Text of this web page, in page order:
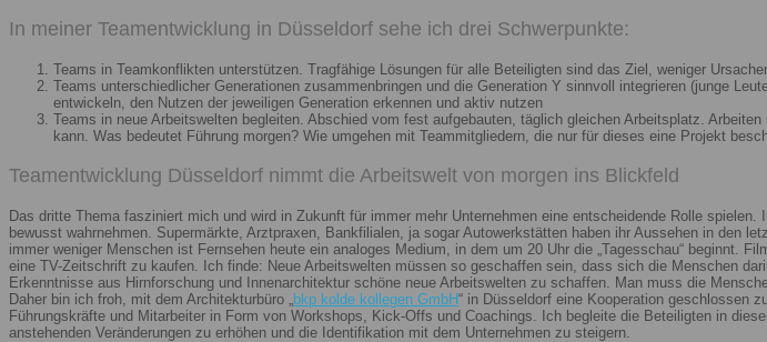
In meiner Teamentwicklung in Düsseldorf sehe ich drei Schwerpunkte:
Teams in Teamkonflikten unterstützen. Tragfähige Lösungen für alle Beteiligten sind das Ziel, weniger
Teams unterschiedlicher Generationen zusammenbringen und die Generation Y sinnvoll integrieren (junge
entwickeln, den Nutzen der jeweiligen Generation erkennen und aktiv nutzen
Teams in neue Arbeitswelten begleiten. Abschied vom fest aufgebauten, täglich gleichen Arbeitsplatz.
kann. Was bedeutet Führung morgen? Wie umgehen mit Teammitgliedern, die nur für dieses eine Projekt
Teamentwicklung Düsseldorf nimmt die Arbeitswelt von morgen ins Blickfeld
Das dritte Thema fasziniert mich und wird in Zukunft für immer mehr Unternehmen eine entscheidende Rolle
bewusst wahrnehmen. Supermärkte, Arztpraxen, Bankfilialen, ja sogar Autowerkstätten haben ihr Aussehen in den
immer weniger Menschen ist Fernsehen heute ein analoges Medium, in dem um 20 Uhr die „Tagesschau“
eine TV-Zeitschrift zu kaufen. Ich finde: Neue Arbeitswelten müssen so geschaffen sein, dass sich die Menschen
Erkenntnisse aus Hirnforschung und Innenarchitektur schöne neue Arbeitswelten zu schaffen. Man muss die
Daher bin ich froh, mit dem Architekturbüro „bkp kolde kollegen GmbH“ in Düsseldorf eine Kooperation geschlossen
Führungskräfte und Mitarbeiter in Form von Workshops, Kick-Offs und Coachings. Ich begleite die Beteiligten in
anstehenden Veränderungen zu erhöhen und die Identifikation mit dem Unternehmen zu steigern.